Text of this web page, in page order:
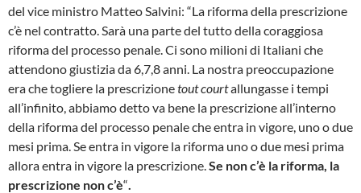
del vice ministro Matteo Salvini: “La riforma della prescrizione
c’è nel contratto. Sarà una parte del tutto della coraggiosa
riforma del processo penale. Ci sono milioni di Italiani che
attendono giustizia da 6,7,8 anni. La nostra preoccupazione
era che togliere la prescrizionetout courtallungasse i tempi
all’infinito, abbiamo detto va bene la prescrizione all’interno
della riforma del processo penale che entra in vigore, uno o due
mesi prima. Se entra in vigore la riforma uno o due mesi prima
allora entra in vigore la prescrizione. Se non c’è la riforma, la
prescrizione non c’è“